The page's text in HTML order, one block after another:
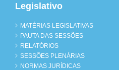
Legislativo
MATÉRIAS LEGISLATIVAS
PAUTA DAS SESSÕES
RELATÓRIOS
SESSÕES PLENÁRIAS
NORMAS JURÍDICAS